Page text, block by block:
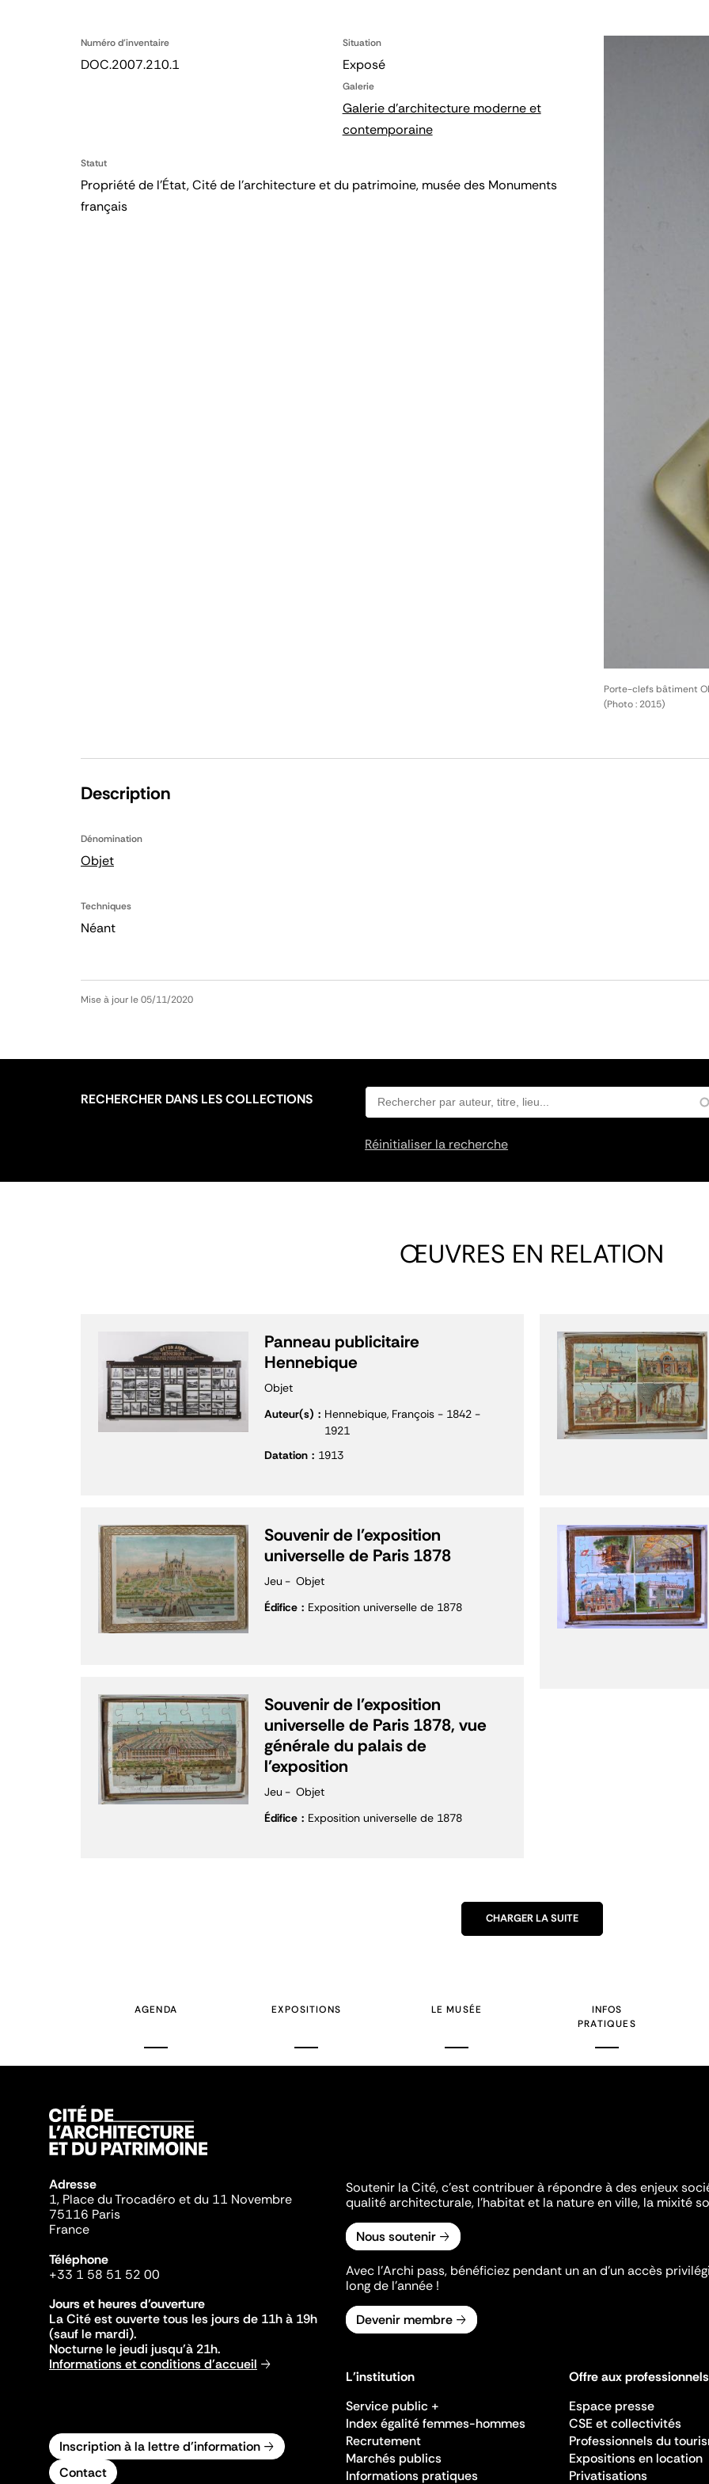
Numéro d'inventaire
DOC.2007.210.1
Situation
Exposé
Galerie
Galerie d'architecture moderne et
contemporaine
Statut
Propriété de l’État, Cité de l’architecture et du patrimoine, musée des Monuments
français
Porte-clefs bâtiment
(Photo : 2015)
Description
Dénomination
Objet
Techniques
Néant
Mise à jour le 05/11/2020
RECHERCHER DANS LES COLLECTIONS
Réinitialiser la recherche
ŒUVRES EN RELATION
Panneau publicitaire
Hennebique
Objet
Auteur(s)
Hennebique, François - 1842 -
1921
Datation
1913
Souvenir de l'exposition
universelle de Paris 1878
Jeu
Objet
Édifice
Exposition universelle de 1878
Souvenir de l'exposition
universelle de Paris 1878, vue
générale du palais de
l'exposition
Jeu
Objet
Édifice
Exposition universelle de 1878
CHARGER LA SUITE
AGENDA EXPOSITIONS LE MUSÉE
INFOS
PRATIQUES
Adresse
1, Place du Trocadéro et du 11 Novembre
75116 Paris
France
Téléphone
+33 1 58 51 52 00
Jours et heures d'ouverture
La Cité est ouverte tous les jours de 11h à 19h
(sauf le mardi).
Nocturne le jeudi jusqu'à 21h.
Informations et conditions d'accueil
Inscription à la lettre d'information
Contact
Soutenir la Cité, c'est contribuer à répondre à des enjeux
qualité architecturale, l'habitat et la nature en ville, la mixité
Nous soutenir
Avec l’Archi pass, bénéficiez pendant un an d’un accès
long de l’année !
Devenir membre
L'institution
Service public +
Index égalité femmes-hommes
Recrutement
Marchés publics
Informations pratiques
Offre aux professionnels
Espace presse
CSE et collectivités
Professionnels du
Expositions en location
Privatisations